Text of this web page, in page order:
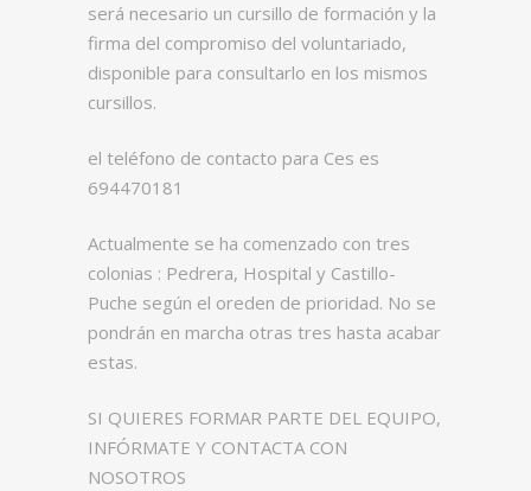
será necesario un cursillo de formación y la
firma del compromiso del voluntariado,
disponible para consultarlo en los mismos
cursillos.
el teléfono de contacto para Ces es
694470181
Actualmente se ha comenzado con tres
colonias : Pedrera, Hospital y Castillo-
Puche según el oreden de prioridad. No se
pondrán en marcha otras tres hasta acabar
estas.
SI QUIERES FORMAR PARTE DEL EQUIPO,
INFÓRMATE Y CONTACTA CON
NOSOTROS